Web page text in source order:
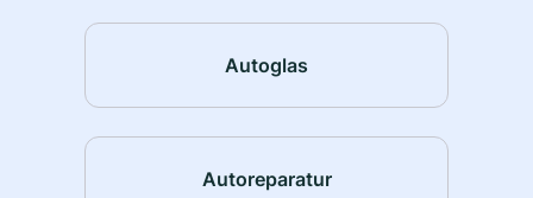
Autoglas
Autoreparatur